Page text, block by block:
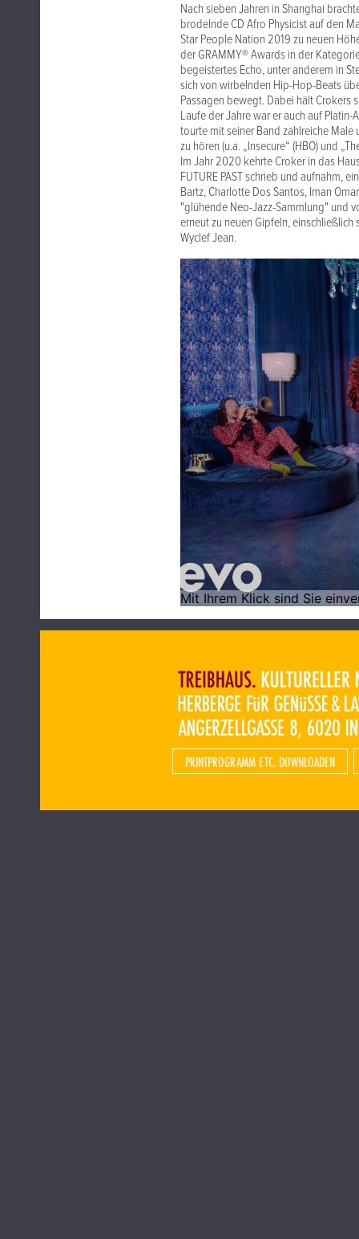
Nach sieben Jahren in Shanghai
brodelnde CD Afro Physicist auf den
Star People Nation 2019 zu neuen
der GRAMMY®️ Awards in der
begeistertes Echo, unter anderem in
sich von wirbelnden Hip-Hop-Beats
Passagen bewegt. Dabei hält Crokers
Laufe der Jahre war er auch auf
tourte mit seiner Band zahlreiche
zu hören (u.a. „Insecure“ (HBO) und
Im Jahr 2020 kehrte Croker in das
FUTURE PAST schrieb und aufnahm,
Bartz, Charlotte Dos Santos, Iman
"glühende Neo-Jazz-Sammlung" und
erneut zu neuen Gipfeln,
Wyclef Jean.
PRINTPROGRAMM ETC. DOWNLOADEN